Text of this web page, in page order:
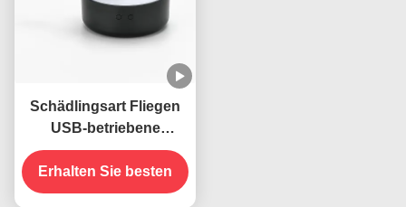
Schädlingsart Fliegen
USB-betriebene
Klapphals hängende
Insekten
Abwehrventilator für
Erhalten Sie besten